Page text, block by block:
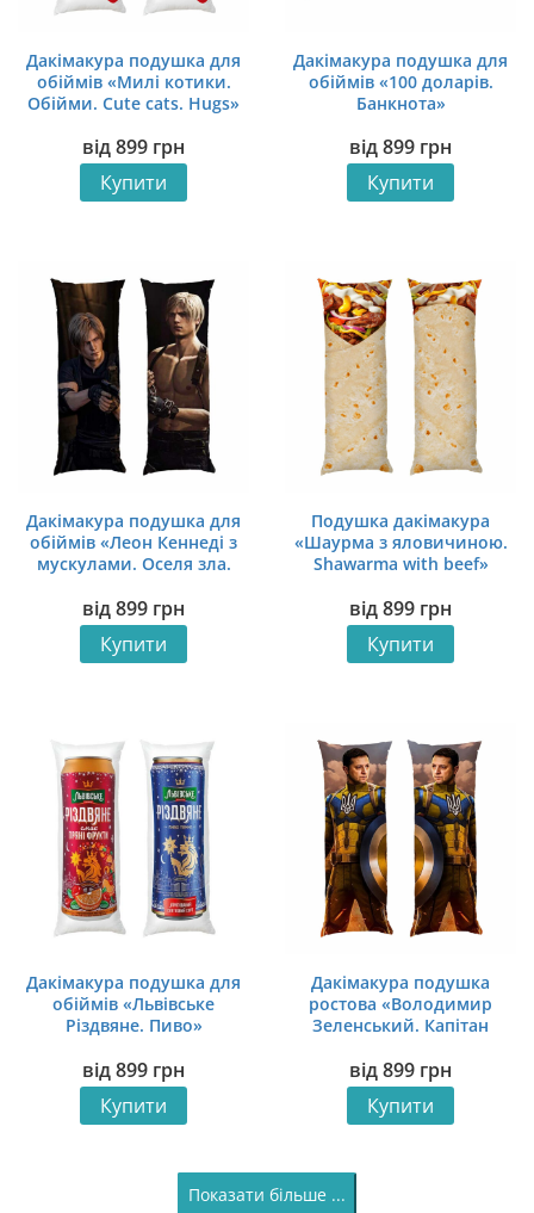
Дакімакура подушка для
обіймів «Милі котики.
Обійми. Cute cats. Hugs»
від899 грн
Купити
Дакімакура подушка для
обіймів «100 доларів.
Банкнота»
від899 грн
Купити
Дакімакура подушка для
обіймів «Леон Кеннеді з
мускулами. Оселя зла.
muscles. Resident Evil»
від899 грн
Купити
Подушка дакімакура
«Шаурма з яловичиною.
Shawarma with beef»
від899 грн
Купити
Дакімакура подушка для
обіймів «Львівське
Різдвяне. Пиво»
від899 грн
Купити
Дакімакура подушка
ростова «Володимир
Зеленський. Капітан
від899 грн
Купити
Показати більше ...